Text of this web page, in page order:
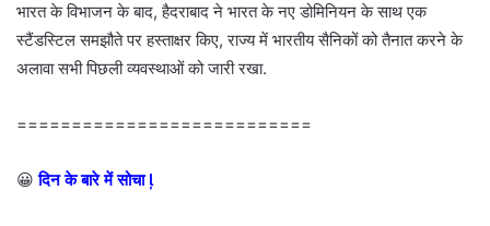
भारत के विभाजन के बाद, हैदराबाद ने भारत के नए डोमिनियन के साथ एक
स्टैंडस्टिल समझौते पर हस्ताक्षर किए, राज्य में भारतीय सैनिकों को तैनात करने के
अलावा सभी पिछली व्यवस्थाओं को जारी रखा.
===========================
😀दिन के बारे में सोचा 